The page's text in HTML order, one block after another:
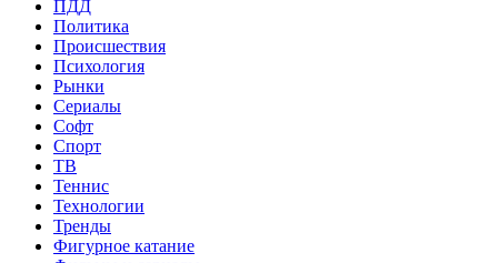
ПДД
Политика
Происшествия
Психология
Рынки
Сериалы
Софт
Спорт
ТВ
Теннис
Технологии
Тренды
Фигурное катание